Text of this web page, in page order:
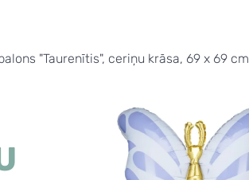
"Taurenītis", ceriņu krāsa, 69 x 69 cm